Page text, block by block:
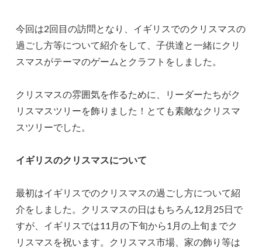
今回は2回目の訪問となり、イギリスでのクリスマスの
過ごし方等について紹介をして、子供達と一緒にクリ
スマスがテーマのゲームとクラフトをしました。
クリスマスの雰囲気を作るために、リーダーたちがク
リスマスツリーを飾りました！とても素敵なクリスマ
スツリーでした。
イギリスのクリスマスについて
最初はイギリスでのクリスマスの過ごし方について紹
介をしました。クリスマスの日はもちろん12月25日で
すが、イギリスでは11月の下旬から1月の上旬までク
リスマスを祝います。クリスマス市場、家の飾り等は